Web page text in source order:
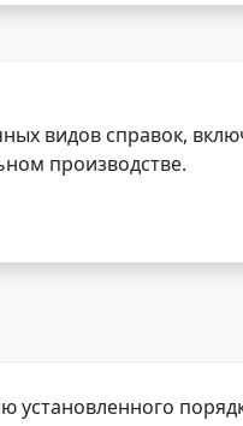
видов справок,
производстве.